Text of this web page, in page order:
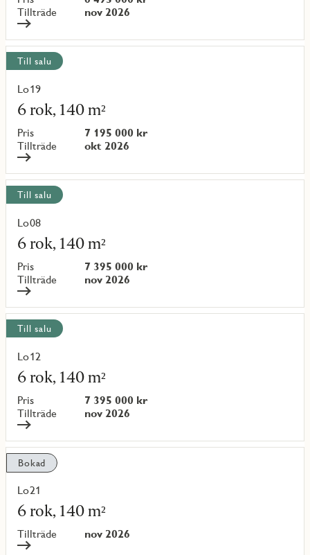
Tillträde
nov 2026
{objectNumber}
Till salu
Lo19
6 rok, 140 m²
Pris
7 195 000 kr
Tillträde
okt 2026
Läs
mer
om
objekt
{objectNumber}
Till salu
Lo08
6 rok, 140 m²
Pris
7 395 000 kr
Tillträde
nov 2026
Läs
mer
om
objekt
{objectNumber}
Till salu
Lo12
6 rok, 140 m²
Pris
7 395 000 kr
Tillträde
nov 2026
Läs
mer
om
objekt
{objectNumber}
Bokad
Lo21
6 rok, 140 m²
Tillträde nov 2026
Läs
mer
om
objekt
{objectNumber}